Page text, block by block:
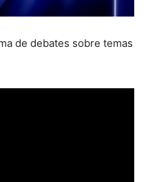
de debates sobre temas